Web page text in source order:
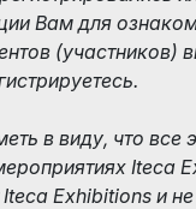
Вам для
(участников)
в виду, что
Iteca
Exhibitions и